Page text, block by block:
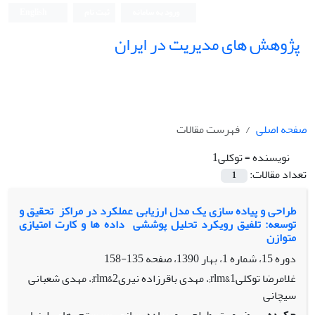
پژوهش های مدیریت در ایران
صفحه اصلی
فهرست مقالات
نویسنده =توکلی1
تعداد مقالات:
1
طراحی و پیاده سازی یک مدل ارزیابی عملکرد در مراکز ‏ تحقیق و
توسعه: تلفیق رویکرد تحلیل پوششی ‏ داده ها و کارت امتیازی
متوازن
دوره 15، شماره 1، بهار 1390، صفحه
135-158
غلامرضا توکلی1&rlm;، مهدی باقرزاده نیری2&rlm;، مهدی شعبانی
سیچانی